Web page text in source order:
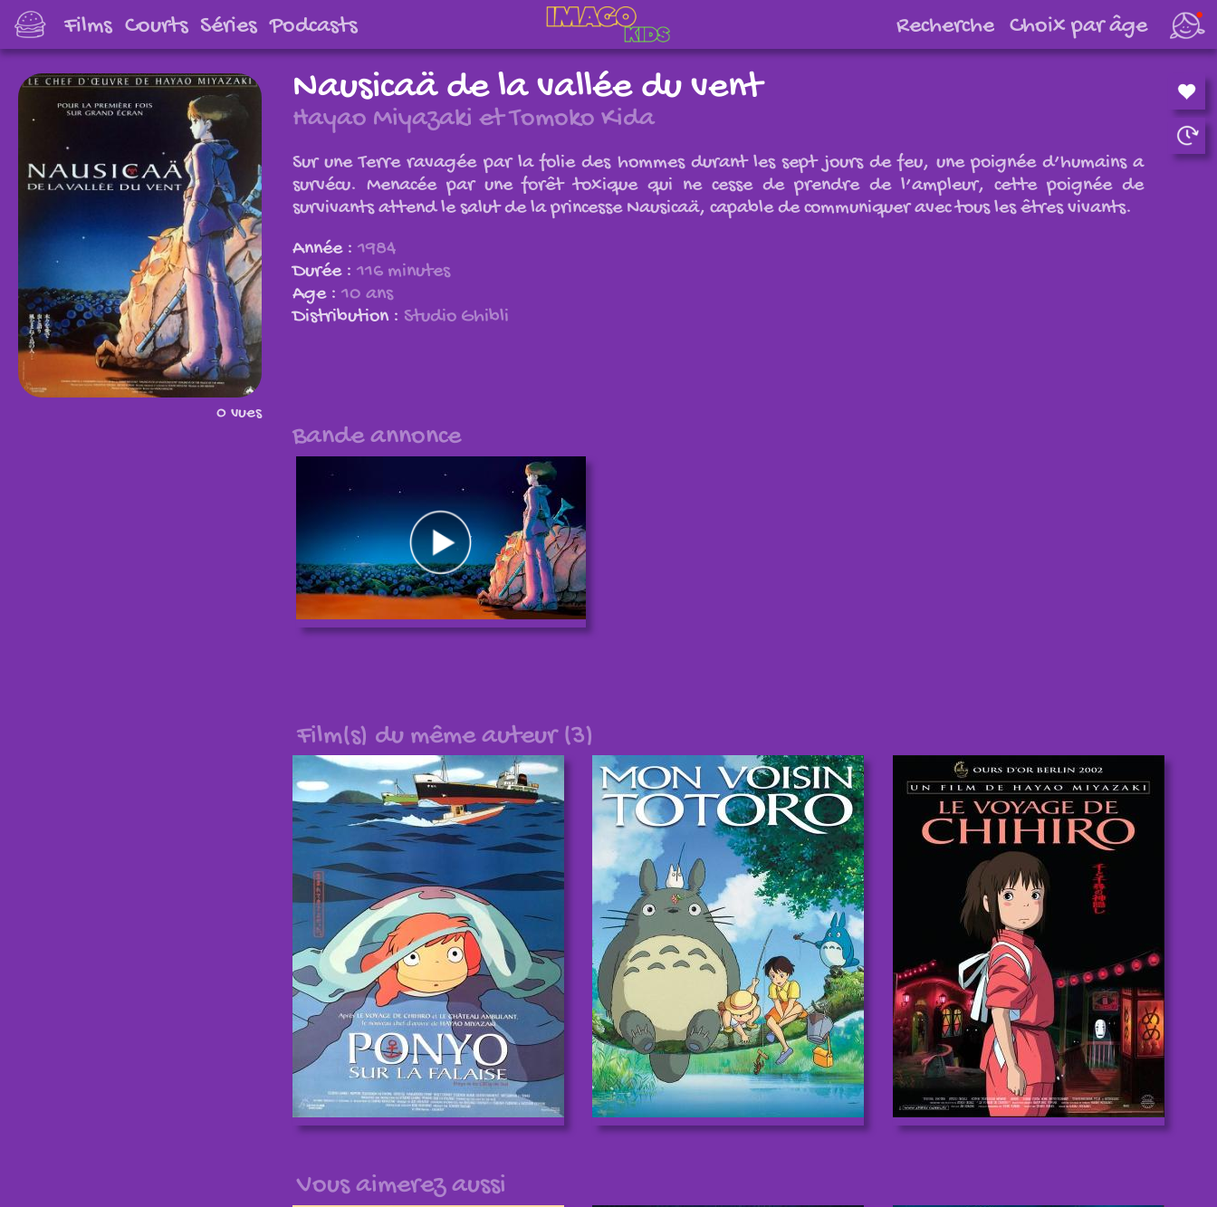
Films Courts Séries Podcasts Choix par âge
0 vues
Nausicaä de la vallée du vent
Hayao Miyazaki et Tomoko Kida
Sur une Terre ravagée par la folie des hommes durant les sept jours de feu, une poignée d’humains a
survécu. Menacée par une forêt toxique qui ne cesse de prendre de l’ampleur, cette poignée de
survivants attend le salut de la princesse Nausicaä, capable de communiquer avec tous les êtres vivants.
Année : 1984
Durée : 116 minutes
Age : 10 ans
Distribution : Studio Ghibli
Bande annonce
Film(s) du même auteur (3)
Vous aimerez aussi